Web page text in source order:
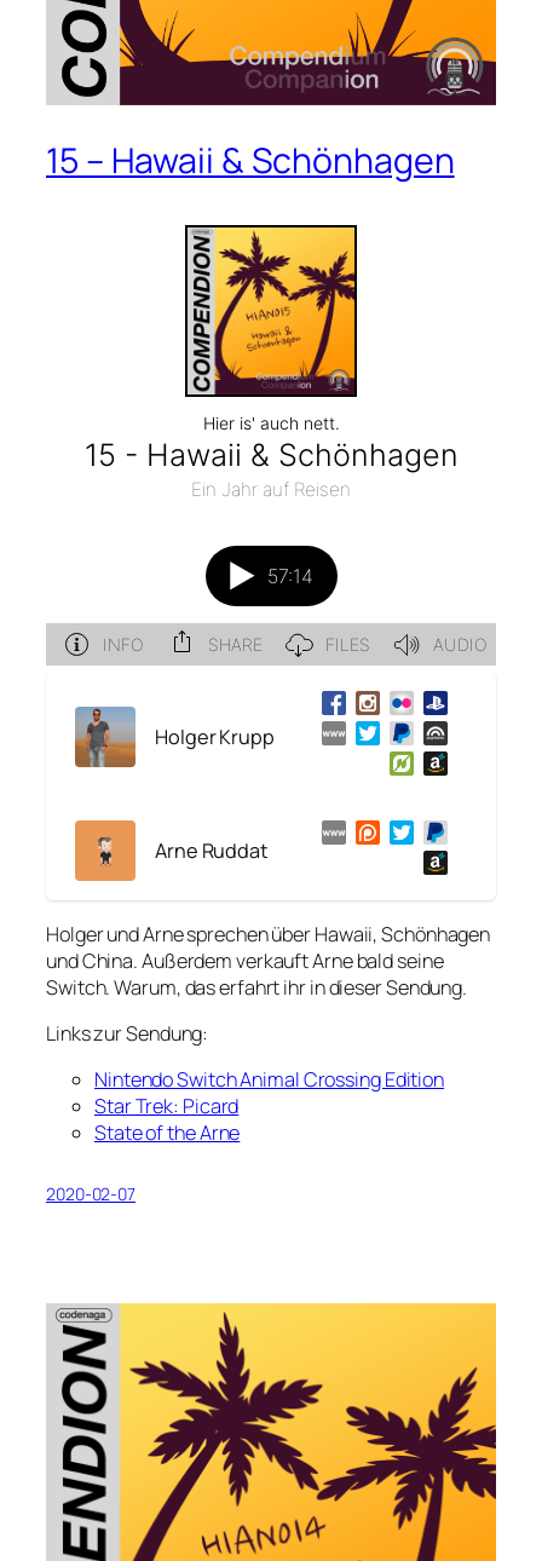
15 – Hawaii & Schönhagen
Holger Krupp
Arne Ruddat
Holger und Arne sprechen über Hawaii, Schönhagen
und China. Außerdem verkauft Arne bald seine
Switch. Warum, das erfahrt ihr in dieser Sendung.
Links zur Sendung:
Nintendo Switch Animal Crossing Edition
Star Trek: Picard
State of the Arne
2020-02-07